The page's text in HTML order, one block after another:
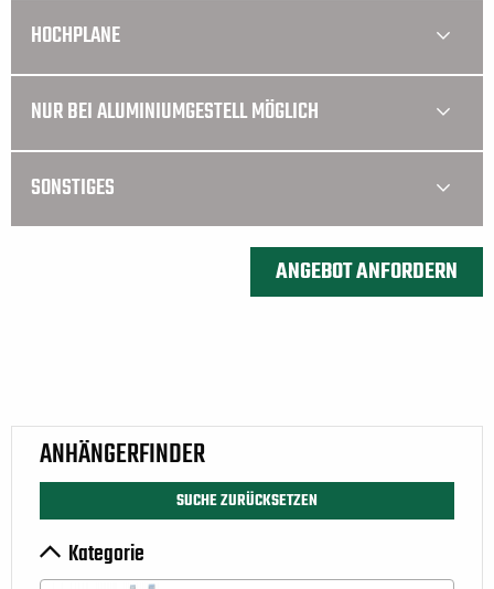
HOCHPLANE
NUR BEI ALUMINIUMGESTELL MÖGLICH
SONSTIGES
ANHÄNGERFINDER
SUCHE ZURÜCKSETZEN
Kategorie